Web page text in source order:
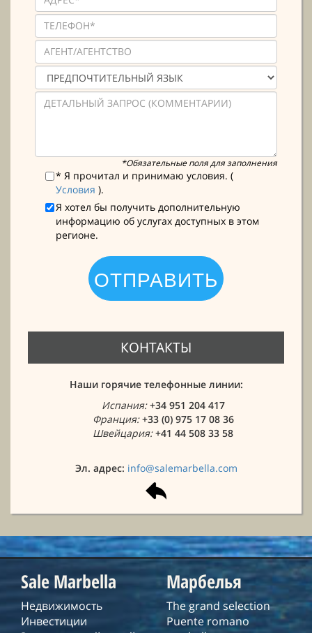
*Обязательные поля для заполнения
* Я прочитал и принимаю условия. (
Условия ).
Я хотел бы получить дополнительную
информацию об услугах доступных в этом
регионе.
КОНТАКТЫ
Наши горячие телефонные линии:
Испания:+34 951 204 417
Франция:+33 (0) 975 17 08 36
Швейцария:+41 44 508 33 58
Эл. адрес: info@salemarbella.com
Sale Marbella
Недвижимость
Инвестиции
Марбелья
The grand selection
Puente romano